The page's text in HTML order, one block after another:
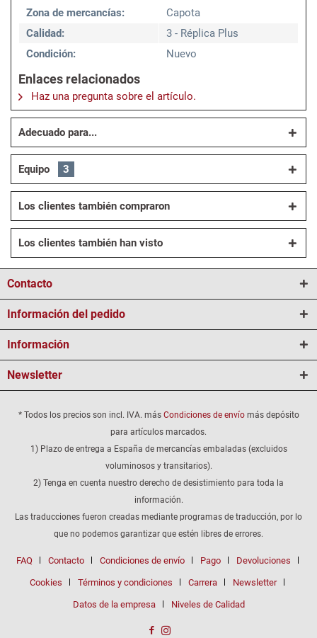
Zona de mercancías:
Capota
Calidad:
3 - Réplica Plus
Condición:
Nuevo
Enlaces relacionados
Haz una pregunta sobre el artículo.
Adecuado para...
Equipo 3
Los clientes también compraron
Los clientes también han visto
Contacto
Información del pedido
Información
Newsletter
* Todos los precios son incl. IVA. más Condiciones de envíomás depósito
para artículos marcados.
1) Plazo de entrega a España de mercancías embaladas (excluidos
voluminosos y transitarios).
2) Tenga en cuenta nuestro derecho de desistimiento para toda la
información.
Las traducciones fueron creadas mediante programas de traducción, por lo
que no podemos garantizar que estén libres de errores.
FAQ Contacto Condiciones de envío Pago Devoluciones
Cookies Términos y condiciones Carrera Newsletter
Datos de la empresa Niveles de Calidad